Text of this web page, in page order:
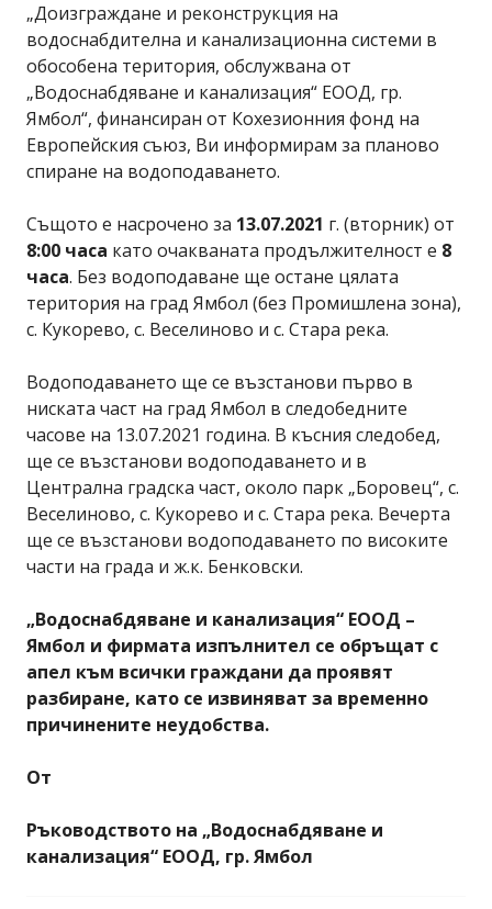
„Доизграждане и реконструкция на
водоснабдителна и канализационна системи в
обособена територия, обслужвана от
„Водоснабдяване и канализация“ ЕООД, гр.
Ямбол“, финансиран от Кохезионния фонд на
Европейския съюз, Ви информирам за планово
спиране на водоподаването.
Същото е насрочено за 13.07.2021 г. (вторник) от
8:00 часа като очакваната продължителност е 8
часа. Без водоподаване ще остане цялата
територия на град Ямбол (без Промишлена зона),
с. Кукорево, с. Веселиново и с. Стара река.
Водоподаването ще се възстанови първо в
ниската част на град Ямбол в следобедните
часове на 13.07.2021 година. В късния следобед,
ще се възстанови водоподаването и в
Централна градска част, около парк „Боровец“, с.
Веселиново, с. Кукорево и с. Стара река. Вечерта
ще се възстанови водоподаването по високите
части на града и ж.к. Бенковски.
„Водоснабдяване и канализация“ ЕООД –
Ямбол и фирмата изпълнител се обръщат с
апел към всички граждани да проявят
разбиране, като се извиняват за временно
причинените неудобства.
От
Ръководството на „Водоснабдяване и
канализация“ ЕООД, гр. Ямбол